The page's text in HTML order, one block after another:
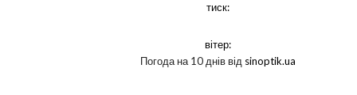
тиск:
вітер:
Погода на 10 днів від sinoptik.ua